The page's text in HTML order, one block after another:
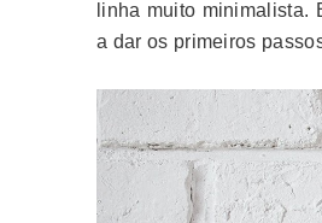
linha muito minimalista.
a dar os primeiros